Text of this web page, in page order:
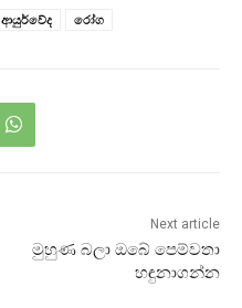
ආයුර්වේද රෝග
Next article
මුහුණ බලා ඔබේ පෙම්වතා
හඳුනාගන්න